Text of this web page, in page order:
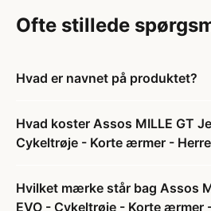
Ofte stillede
Hvad er navnet på produktet?
Hvad koster Assos MILLE GT
Cykeltrøje - Korte ærmer -
Hvilket mærke står bag Assos
EVO - Cykeltrøje - Korte ærmer